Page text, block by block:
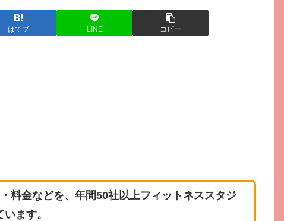
はてブ LINE コピー
料金などを、年間50社以上フィットネススタジ
ます。